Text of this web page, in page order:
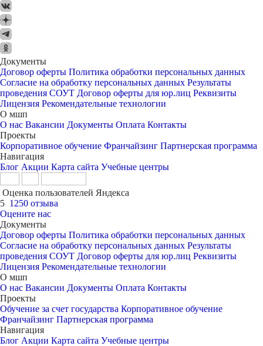
Документы
Договор оферты Политика обработки персональных данных
Согласие на обработку персональных данных Результаты
проведения СОУТ Договор оферты для юр.лиц Реквизиты
Лицензия Рекомендательные технологии
О мшп
О нас Вакансии Документы Оплата Контакты
Проекты
Корпоративное обучение Франчайзинг Партнерская программа
Навигация
Блог Акции Карта сайта Учебные центры
Оценка пользователей Яндекса
5 1250 отзыва
Оцените нас
Документы
Договор оферты Политика обработки персональных данных
Согласие на обработку персональных данных Результаты
проведения СОУТ Договор оферты для юр.лиц Реквизиты
Лицензия Рекомендательные технологии
О мшп
О нас Вакансии Документы Оплата Контакты
Проекты
Обучение за счет государства Корпоративное обучение
Франчайзинг Партнерская программа
Навигация
Блог Акции Карта сайта Учебные центры